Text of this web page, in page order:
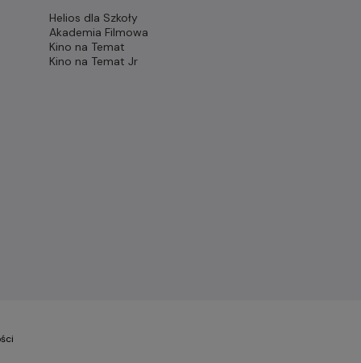
Helios dla Szkoły
Akademia Filmowa
Kino na Temat
Kino na Temat Jr